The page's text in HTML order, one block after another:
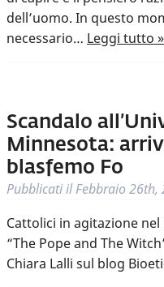
dell’uomo. In questo
necessario… Leggi tutto »
Scandalo
Minnesota:
blasfemo Fo
Pubblicati ilFebbraio 26th,
Cattolici in agitazione
“The Pope and The
Chiara Lalli sul blog